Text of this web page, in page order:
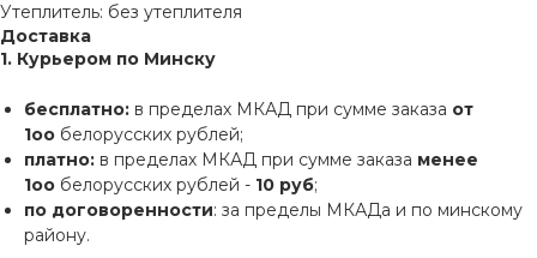
Утеплитель: без утеплителя
Доставка
1. Курьером по Минску
бесплатно: в пределах МКАД при сумме заказа от
1оо белорусских рублей;
платно: в пределах МКАД при сумме заказа менее
1оо белорусских рублей - 10 руб;
по договоренности: за пределы МКАДа и по минскому
району.